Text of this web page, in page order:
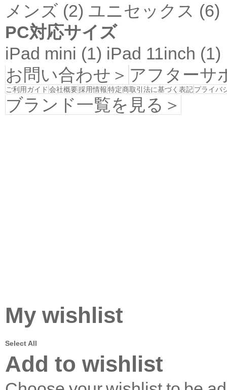
メンズ (2) ユニセックス (6)
PC対応サイズ
iPad mini (1) iPad 11inch (1)
お問い合わせ＞ アフターサ
ご利用ガイド 会社概要採用情報特定商取引法に基づく表記プライバ
ブランド一覧を見る＞
My wishlist
Select All
Add to wishlist